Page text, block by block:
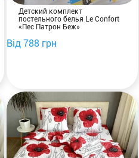
Детский комплект
постельного белья Le Confort
«Пес Патрон Беж»
Від 788 грн